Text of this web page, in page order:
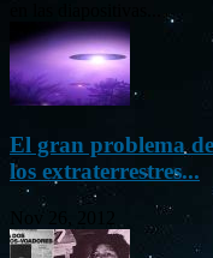
El gran problema
los extraterrestres...